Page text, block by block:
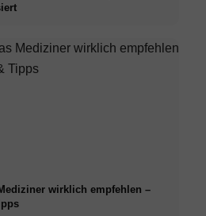
wirklich empfehlen –